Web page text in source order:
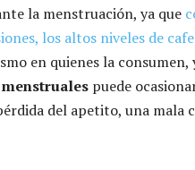
la menstruación, ya que
los altos niveles de
en quienes la consumen,
puede
del apetito, una mala